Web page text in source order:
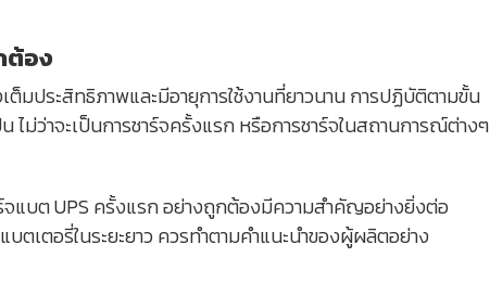
ต้อง
ต็มประสิทธิภาพและมีอายุการใช้งานที่ยาวนาน การปฏิบัติตามขั้น
ไม่ว่าจะเป็นการชาร์จครั้งแรก หรือการชาร์จในสถานการณ์ต่างๆ
จแบต UPS ครั้งแรก อย่างถูกต้องมีความสำคัญอย่างยิ่งต่อ
บตเตอรี่ในระยะยาว ควรทำตามคำแนะนำของผู้ผลิตอย่าง